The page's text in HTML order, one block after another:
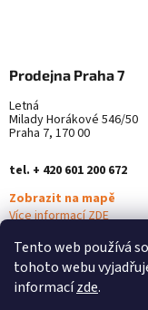
Tento web používá
tohoto webu
informacízde.
Prodejna Praha 7
Letná
Milady Horákové 546/50
Praha 7, 170 00
tel. + 420 601 200 672
Zobrazit na mapě
Více informací ZDE